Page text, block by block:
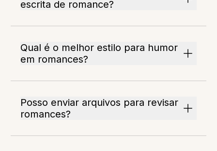
escrita de romance?
Qual é o melhor estilo para humor
em romances?
Posso enviar arquivos para revisar
romances?